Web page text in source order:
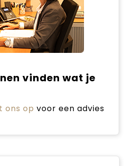
vinden wat je
ons op voor een advies